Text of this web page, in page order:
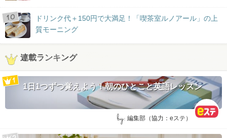
ドリンク代＋150円で大満足！「喫茶室ルノアール」の上
質モーニング
連載ランキング
1日1つずつ覚えよう！朝のひとこと英語レッスン
by: 編集部（協力：eステ）